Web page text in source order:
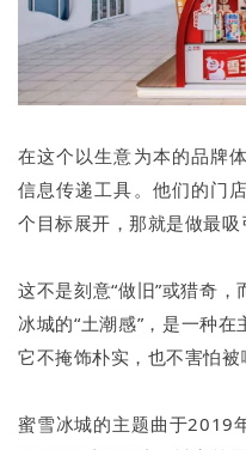
在这个以生意为本的品牌
信息传递工具。他们的门
个目标展开，那就是做最吸
这不是刻意“做旧”或猎奇
冰城的“土潮感”，是一种
它不掩饰朴实，也不害怕被
蜜雪冰城的主题曲于2019